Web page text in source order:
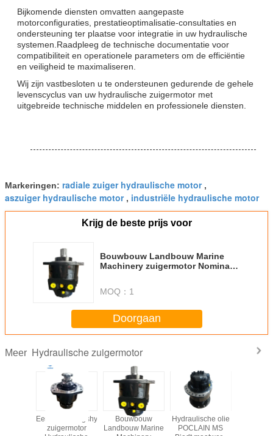
Bijkomende diensten omvatten aangepaste
motorconfiguraties, prestatieoptimalisatie-consultaties en
ondersteuning ter plaatse voor integratie in uw hydraulische
systemen.Raadpleeg de technische documentatie voor
compatibiliteit en operationele parameters om de efficiëntie
en veiligheid te maximaliseren.
Wij zijn vastbesloten u te ondersteunen gedurende de gehele
levenscyclus van uw hydraulische zuigermotor met
uitgebreide technische middelen en professionele diensten.
Markeringen: radiale zuiger hydraulische motor,
aszuiger hydraulische motor, industriële hydraulische motor
Krijg de beste prijs voor
Bouwbouw Landbouw Marine
Machinery zuigermotor Nominale
machines
MOQ： 1
Doorgaan
Meer Hydraulische zuigermotor
Eenversnellingshydraulische
zuigermotor
Bouwbouw
Landbouw Marine
Hydraulische olie
POCLAIN MS